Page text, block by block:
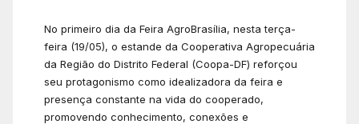
No primeiro dia da Feira AgroBrasília, nesta terça-
feira (19/05), o estande da Cooperativa Agropecuária
da Região do Distrito Federal (Coopa-DF) reforçou
seu protagonismo como idealizadora da feira e
presença constante na vida do cooperado,
promovendo conhecimento, conexões e